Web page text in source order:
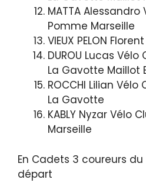
MATTA Alessandro
Pomme Marseille
VIEUX PELON
DUROU Lucas
La Gavotte Maillot
ROCCHI Lilian
La Gavotte
KABLY Nyzar Vélo
Marseille
En Cadets 3 coureurs
départ